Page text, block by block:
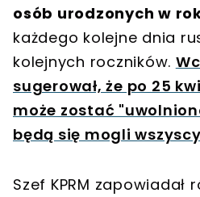
osób urodzonych w
każdego kolejne dnia
kolejnych roczników.
sugerował, że po 25
może zostać
będą się mogli
Szef KPRM zapowiadał